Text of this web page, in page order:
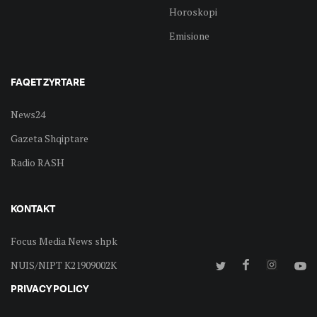
Horoskopi
Emisione
FAQET ZYRTARE
News24
Gazeta Shqiptare
Radio RASH
KONTAKT
Focus Media News shpk
NUIS/NIPT K21909002K
PRIVACY POLICY